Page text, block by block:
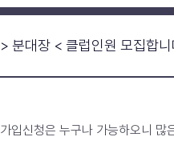
> 분대장 < 클럽인원 모집합
가입신청은 누구나 가능하오니